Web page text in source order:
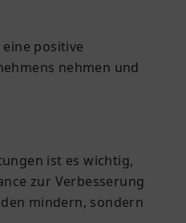
positive
nehmen und
ist es wichtig,
zur Verbesserung
mindern, sondern